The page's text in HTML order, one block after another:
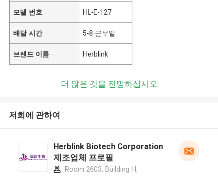
모델 번호 HL-E-127
배달 시간 5-8 근무일
브랜드 이름 Herblink
더 많은 것을 전망하십시오
저희에 관하여
Herblink Biotech Corporation
제조업체 프로필
Room 2603, Building H,